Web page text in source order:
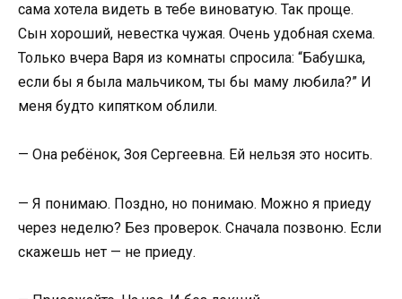
сама хотела видеть в тебе виноватую. Так проще.
Сын хороший, невестка чужая. Очень удобная схема.
Только вчера Варя из комнаты спросила: “Бабушка,
если бы я была мальчиком, ты бы маму любила?” И
меня будто кипятком облили.
— Она ребёнок, Зоя Сергеевна. Ей нельзя это носить.
— Я понимаю. Поздно, но понимаю. Можно я приеду
через неделю? Без проверок. Сначала позвоню. Если
скажешь нет — не приеду.